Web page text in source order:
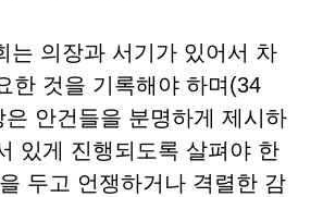
의장과 서기가 있어서 차
한 것을 기록해야 하며(34
은 안건들을 분명하게 제시하
있게 진행되도록 살펴야 한
두고 언쟁하거나 격렬한 감